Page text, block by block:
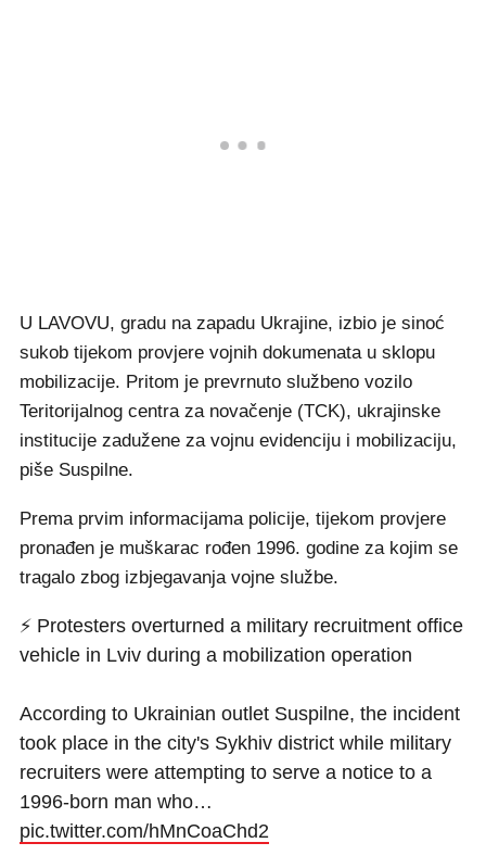
U LAVOVU, gradu na zapadu Ukrajine, izbio je sinoć
sukob tijekom provjere vojnih dokumenata u sklopu
mobilizacije. Pritom je prevrnuto službeno vozilo
Teritorijalnog centra za novačenje (TCK), ukrajinske
institucije zadužene za vojnu evidenciju i mobilizaciju,
piše Suspilne.
Prema prvim informacijama policije, tijekom provjere
pronađen je muškarac rođen 1996. godine za kojim se
tragalo zbog izbjegavanja vojne službe.
⚡️ Protesters overturned a military recruitment office
vehicle in Lviv during a mobilization operation
According to Ukrainian outlet Suspilne, the incident
took place in the city's Sykhiv district while military
recruiters were attempting to serve a notice to a
1996-born man who…
pic.twitter.com/hMnCoaChd2